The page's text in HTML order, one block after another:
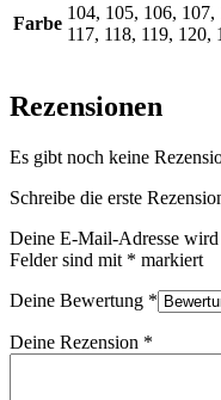
Farbe
104, 105, 106, 107,
117, 118, 119, 120,
Rezensionen
Es gibt noch keine
Schreibe die erste
Deine E-Mail-Adresse
Felder sind mit * markiert
Deine Bewertung *
Deine Rezension *